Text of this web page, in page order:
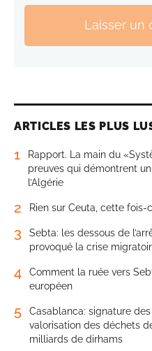
Laisser un
ARTICLES LES PLUS
1
Rapport. La main du
preuves qui démontrent
l’Algérie
2 Rien sur Ceuta, cette fois-
3
Sebta: les dessous de
provoqué la crise
4
Comment la ruée vers
européen
5
Casablanca: signature
valorisation des déchets
milliards de dirhams